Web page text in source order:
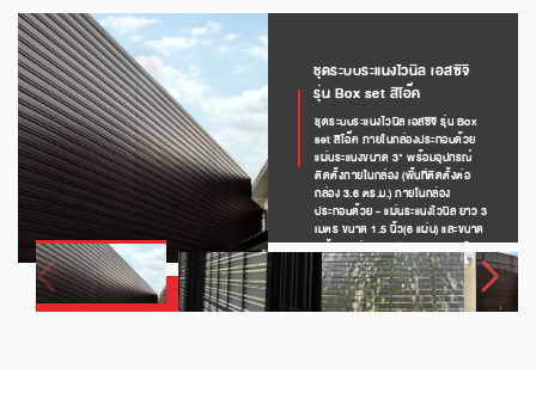
ชุดระบบระแนงไวนิล เอสซีจี
รุ่น Box set สีโอ๊ค
ชุดระบบระแนงไวนิล เอสซีจี รุ่น Box
set สีโอ๊ค ภายในกล่องประกอบด้วย
แผ่นระแนงขนาด 3" พร้อมอุปกรณ์
ติดตั้งภายในกล่อง (พื้นที่ติดตั้งต่อ
กล่อง 3.6 ตร.ม.) ภายในกล่อง
ประกอบด้วย - แผ่นระแนงไวนิล ยาว 3
เมตร ขนาด 1.5 นิ้ว(6 แผ่น) และขนาด
3 นิ้ว(9 แผ่น) - ฝาปิดปลายระแนงไว
นิล ขนาด 1.5 นิ้ว(12 ชิ้น) และ 3
นิ้ว(18 ชิ้น) - คลิปเส้นติดตั้งระแนง
ยาว 1.2 เมตร จำนวน 6 เส้น - สกรูป